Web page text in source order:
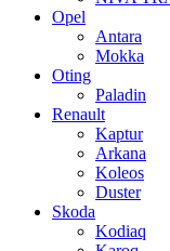
Opel
Antara
Mokka
Oting
Paladin
Renault
Kaptur
Arkana
Koleos
Duster
Skoda
Kodiaq